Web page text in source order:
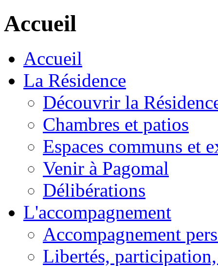
Accueil
Accueil
La Résidence
Découvrir la
Chambres et patios
Espaces communs et
Venir à Pagomal
Délibérations
L'accompagnement
Accompagnement
Libertés,